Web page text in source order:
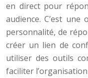
en direct pour
audience. C’est
personnalité, de
créer un lien de
utiliser des outils
faciliter